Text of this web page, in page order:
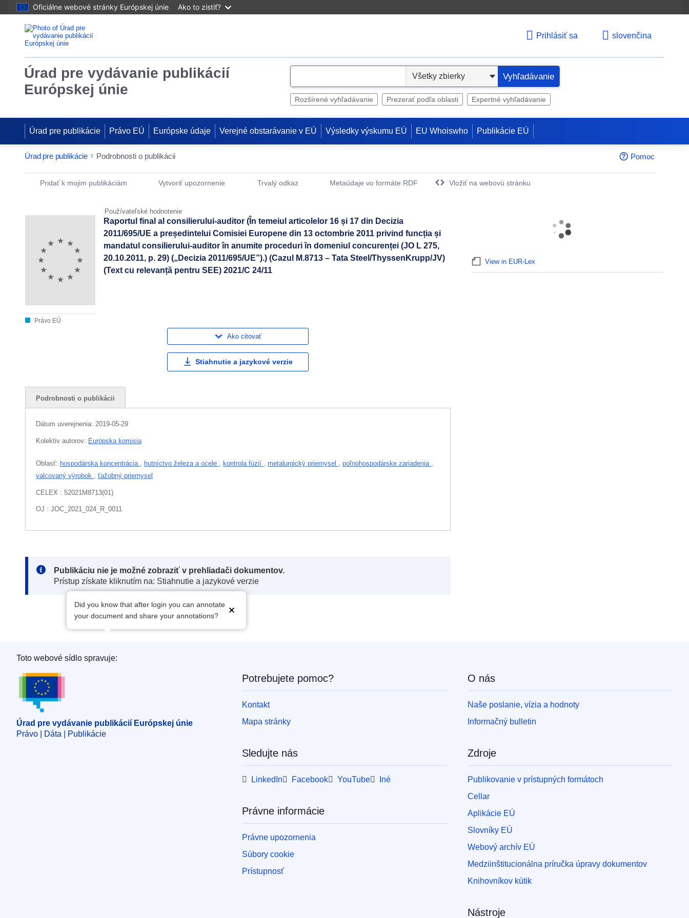
Oficiálne webové stránky Európskej únie Ako to zistiť?
Prihlásiť sa slovenčina
Úrad pre vydávanie publikácií
Európskej únie
e
Vyhľadávanie
Rozšírené vyhľadávanie Prezerať podľa oblasti Expertné vyhľadávanie
Úrad pre publikácie Právo EÚ Európske údaje Verejné obstarávanie v EÚ Výsledky výskumu EÚ EU Whoiswho Publikácie EÚ
Úrad pre publikácie Podrobnosti o publikácii Pomoc
Publication Detail Actions Portlet
Pridať k mojim publikáciám Vytvoriť upozornenie Trvalý odkaz
Metaúdaje vo formáte RDF
Vložiť na webovú stránku
Používateľské hodnotenie
Právo EÚ
Raportul final al consilierului-auditor (În temeiul articolelor 16 și 17 din Decizia
2011/695/UE a președintelui Comisiei Europene din 13 octombrie 2011 privind funcția și
mandatul consilierului-auditor în anumite proceduri în domeniul concurenței (JO L 275,
20.10.2011, p. 29) („Decizia 2011/695/UE”).) (Cazul M.8713 – Tata Steel/ThyssenKrupp/JV)
(Text cu relevanță pentru SEE) 2021/C 24/11
Ako citovať
Stiahnutie a jazykové verzie
Podrobnosti o publikácii
Dátum uverejnenia: 2019-05-29
Kolektiv autorov: Európska komisia
Oblasť: hospodárska koncentrácia , hutníctvo železa a ocele , kontrola fúzií , metalurgický priemysel , poľnohospodárske zariadenia ,
valcovaný výrobok , ťažobný priemysel
CELEX : 52021M8713(01)
OJ : JOC_2021_024_R_0011
Note:
Publikáciu nie je možné zobraziť v prehliadači dokumentov.
Prístup získate kliknutím na: Stiahnutie a jazykové verzie
Did you know that after login you can annotate
your document and share your annotations?
View in EUR-Lex
Úrad pre vydávanie publikácií Európskej únie
Toto webové sídlo spravuje:
Úrad pre vydávanie publikácií Európskej únie
Právo | Dáta | Publikácie
Potrebujete pomoc?
Kontakt
Mapa stránky
Sledujte nás
LinkedIn Facebook YouTube Iné
Právne informácie
Právne upozornenia
Súbory cookie
Prístupnosť
O nás
Naše poslanie, vízia a hodnoty
Informačný bulletin
Zdroje
Publikovanie v prístupných formátoch
Cellar
Aplikácie EÚ
Slovníky EÚ
Webový archív EÚ
Medziinštitucionálna príručka úpravy dokumentov
Knihovníkov kútik
Nástroje